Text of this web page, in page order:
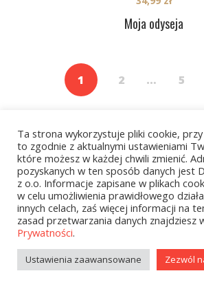
Moja odyseja
1 2 … 5
Kategorie
zobacz wszystkie
Kolekcje Biedronka
Ta strona wykorzystuje pliki cookie,
to zgodnie z aktualnymi ustawieniami
które możesz w każdej chwili zmienić.
pozyskanych w ten sposób danych jest
z o.o. Informacje zapisane w plikach
w celu umożliwienia prawidłowego
innych celach, zaś więcej informacji na
zasad przetwarzania danych znajdziesz
Prywatności.
Ustawienia zaawansowane Zezwól